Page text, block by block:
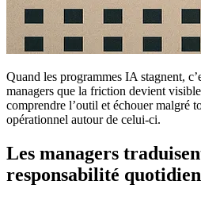
Quand les programmes IA stagnent,
managers que la friction devient
comprendre l’outil et échouer malgré
opérationnel autour de celui-ci.
Les managers
responsabilité